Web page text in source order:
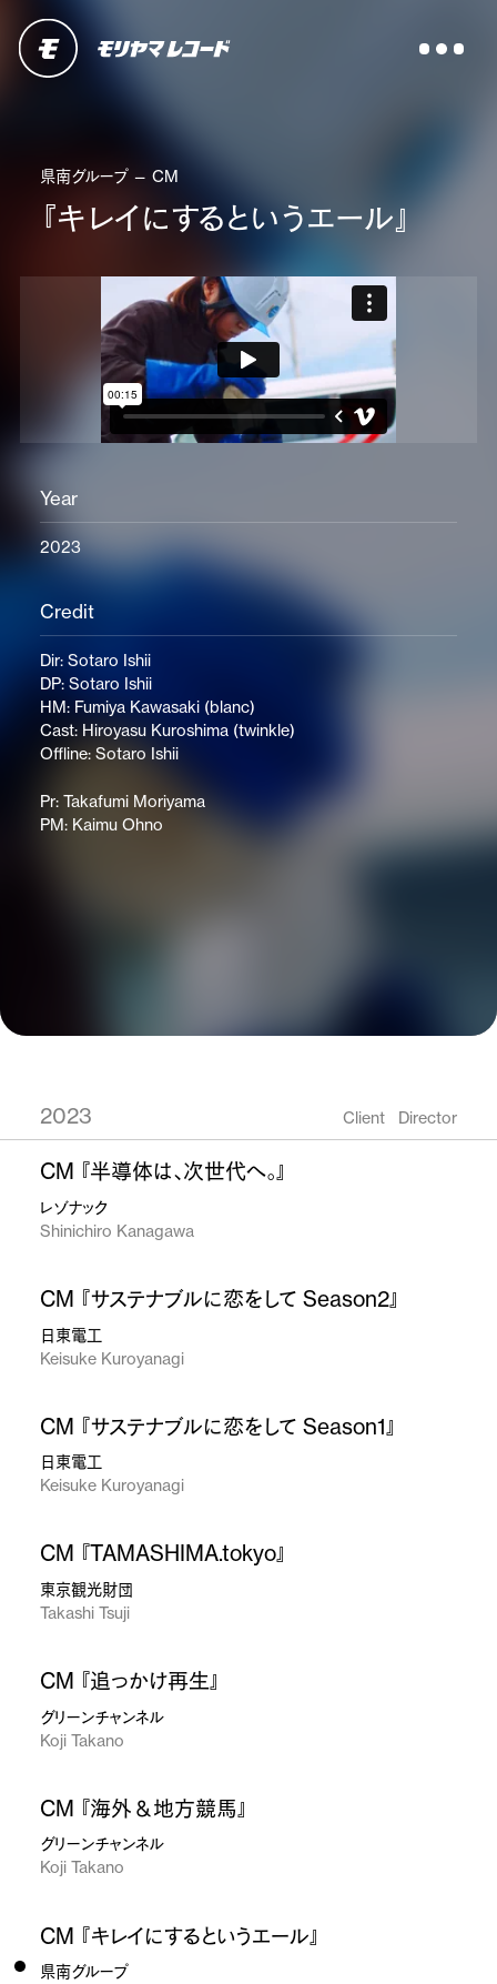
県南グループ — CM
『キレイにするというエール』
Year
2023
Credit
Dir: Sotaro Ishii
DP: Sotaro Ishii
HM: Fumiya Kawasaki (blanc)
Cast: Hiroyasu Kuroshima (twinkle)
Offline: Sotaro Ishii
Pr: Takafumi Moriyama
PM: Kaimu Ohno
2023 Client Director
CM 『半導体は、次世代へ。』
レゾナック
Shinichiro Kanagawa
CM 『サステナブルに恋をして Season2』
日東電工
Keisuke Kuroyanagi
CM 『サステナブルに恋をして Season1』
日東電工
Keisuke Kuroyanagi
CM 『TAMASHIMA.tokyo』
東京観光財団
Takashi Tsuji
CM 『追っかけ再生』
グリーンチャンネル
Koji Takano
CM 『海外＆地方競馬』
グリーンチャンネル
Koji Takano
CM 『キレイにするというエール』
県南グループ